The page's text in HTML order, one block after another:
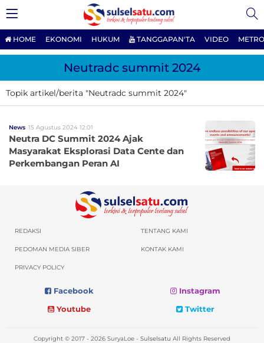
HOME EKONOMI HUKUM TANGGAPAN'TA VIDEO
Neutradc summit 2024
Topik artikel/berita "Neutradc summit 2024"
News 15 Agustus 2024 12:01
Neutra DC Summit 2024 Ajak
Masyarakat Eksplorasi Data Cente dan
Perkembangan Peran AI
REDAKSI TENTANG KAMI
PEDOMAN MEDIA SIBER KONTAK KAMI
PRIVACY POLICY
Facebook
Instagram
Youtube
Twitter
Copyright © 2017 - 2026 SuryaLoe - Sulselsatu All Rights Reserved